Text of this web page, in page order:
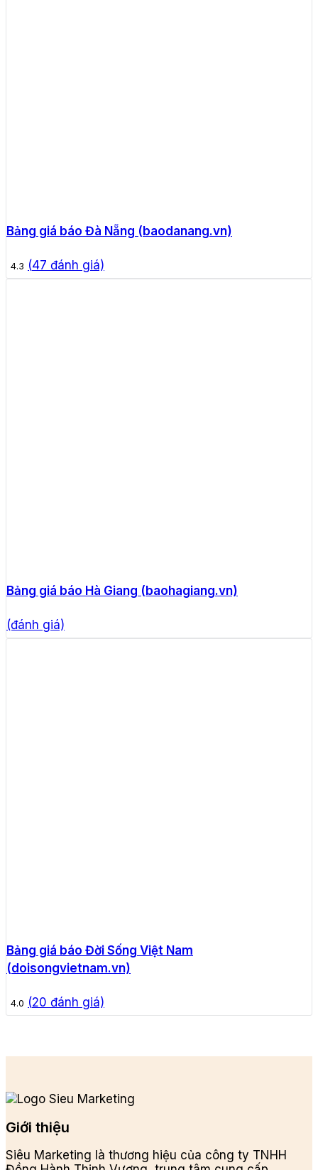
Bảng giá báo Đà Nẵng (baodanang.vn)
4.3 (47 đánh giá)
Bảng giá báo Hà Giang (baohagiang.vn)
(đánh giá)
Bảng giá báo Đời Sống Việt Nam
(doisongvietnam.vn)
4.0 (20 đánh giá)
Giới thiệu
Siêu Marketing là thương hiệu của công ty TNHH